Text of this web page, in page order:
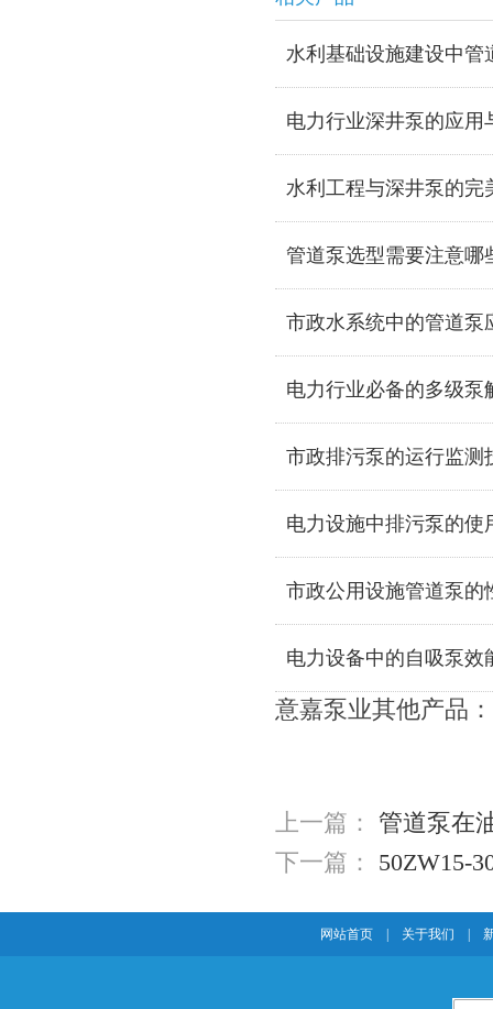
水利基础设施建设中管
电力行业深井泵的应用
水利工程与深井泵的完
管道泵选型需要注意哪
市政水系统中的管道泵
电力行业必备的多级泵
市政排污泵的运行监测
电力设施中排污泵的使
市政公用设施管道泵的
电力设备中的自吸泵效
意嘉泵业其他产品：
上一篇： 管道泵在
下一篇： 50ZW15-
网站首页 关于我们